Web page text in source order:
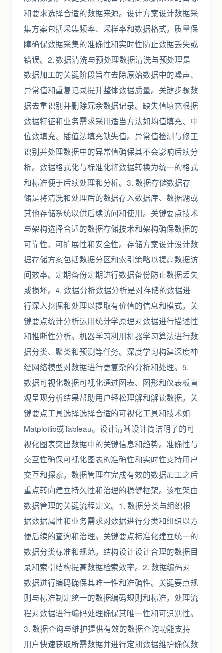
和要求选择合适的数据来源。设计方案设计数据采
集方案包括采集频率、采样率和数据格式。质量保
障确保数据采集的准确性和实时性防止数据丢失或
错误。2. 数据清洗与预处理数据清洗与预处理是
数据加工的关键阶段旨在去除原始数据中的噪声、
异常值和重复记录提升整体数据质量。关键步骤数
据去重识别并删除冗余数据记录。缺失值填充根据
数据特征和业务需求采用适当方法如均值填充、中
位数填充、插值法填充缺失值。异常值检测与修正
识别并处理数据中的异常值确保其不会影响后续分
析。数据格式化与标准化将数据转换为统一的格式
和标准便于后续处理和分析。3. 数据存储数据存
储是将清洗和处理后的数据存入数据库、数据湖或
其他存储系统以供后续访问和使用。关键要点技术
与架构选择合适的数据存储技术和架构确保数据的
可靠性、可扩展性和安全性。存储方案设计设计数
据存储方案包括数据分区和索引策略以提高数据访
问效率。定期备份定期进行数据备份防止数据丢失
或损坏。4. 数据分析数据分析是对存储的数据进
行深入挖掘和处理以提取有价值的信息和模式。关
键要点统计分析运用统计学原理对数据进行描述性
和推断性分析。机器学习利用机器学习算法进行数
据分类、聚类和预测等任务。深度学习构建深度神
经网络模型对数据进行更复杂的分析和处理。5.
数据可视化数据可视化通过图表、图形和仪表板直
观呈现分析结果帮助用户轻松理解和解读数据。关
键要点工具选择选择合适的可视化工具和技术如
Matplotlib或Tableau。设计清晰设计简洁明了的可
视化图表突出数据中的关键信息和趋势。准确性与
交互性确保可视化图表的准确性和实时性支持用户
交互和探索。数据管理在完成有效的数据加工之后
重点转向建立持久性和治理的稳健框架。该框架由
数据管理的关键流程定义。1. 数据分类与组织根
据数据属性和业务需求对数据进行分类和组织以方
便后续的查询和治理。关键要点标准化建立统一的
数据分类标准和规范。结构设计设计合理的数据目
录和索引结构提高数据检索效率。2. 数据编码对
数据进行编码确保其唯一性和准确性。关键要点规
则与标准制定统一的数据编码规则和标准。处理流
程对数据进行编码处理确保其唯一性和可识别性。
3. 数据查询与维护提供有效的数据查询功能支持
用户快速获取所需数据并进行定期数据维护确保数